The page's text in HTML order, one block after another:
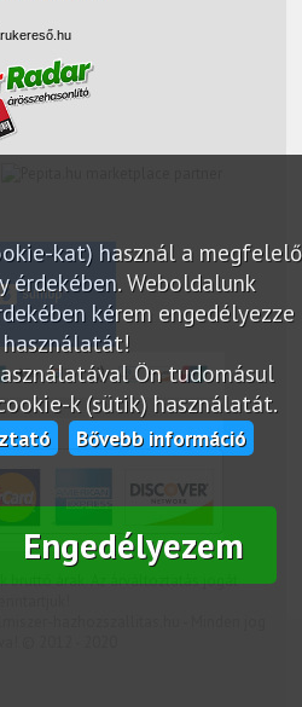
kat) használ a megfelelő
Weboldalunk
kérem engedélyezze
Ön tudomásul
k (sütik) használatát.
Bővebb információ
Engedélyezem
bruttó árak. Az árváltoztatás jogát